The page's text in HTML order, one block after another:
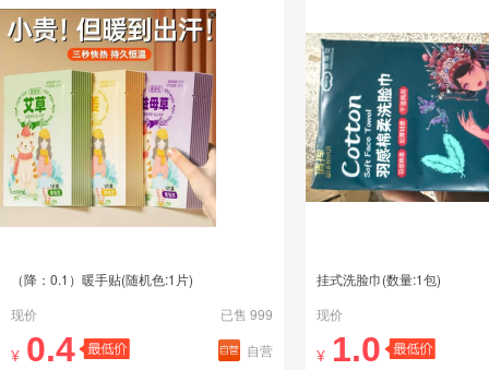
（降：0.1）暖手贴(随机色:1片)
现价
已售 999
¥ 0.4 自营
挂式洗脸巾(数量:1包)
现价
¥ 1.0